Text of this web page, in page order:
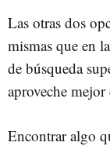
Las otras dos
mismas que en
de búsqueda
aproveche
Encontrar algo